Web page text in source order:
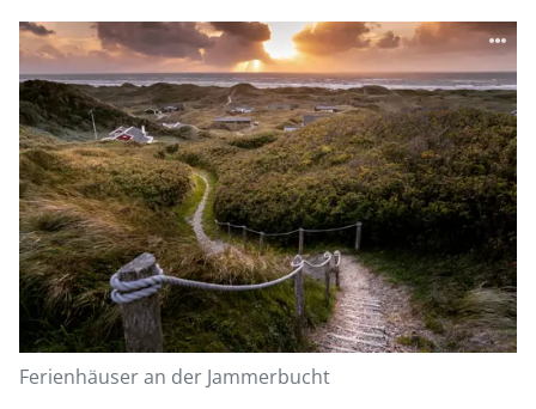
Ferienhäuser an der Jammerbucht